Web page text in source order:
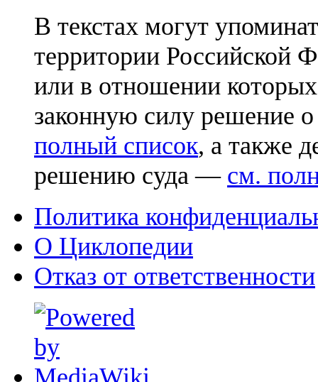
В текстах могут
территории Российской
или в отношении
законную силу решение
полный список, а также
решению суда — см.
Политика
О Циклопедии
Отказ от ответственности